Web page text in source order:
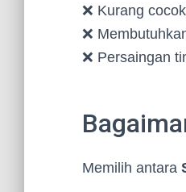
❌ Kurang
❌
❌ Persaingan
Memilih antara